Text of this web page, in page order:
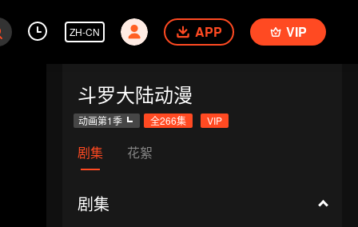
ZH-CN APP VIP
斗罗大陆动漫
动画第1季 全266集 VIP
剧集 花絮
剧集